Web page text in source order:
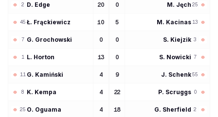
2 D Edge 20
45 Ł Frąckiewicz 10
7 G Grochowski 0
1 L Horton 13
11 G Kamiński 4
8 K Kempa 4
25 O Oguama 4
25
M Jęch
0
13
M Kacinas
5
3
S Kiejzik
0
7
S Nowicki
0
55
J Schenk
9
0
P Scruggs
22
2
G Sherfield
18